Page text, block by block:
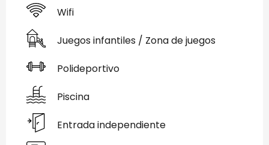
Wifi
Juegos infantiles / Zona de juegos
Polideportivo
Piscina
Entrada independiente